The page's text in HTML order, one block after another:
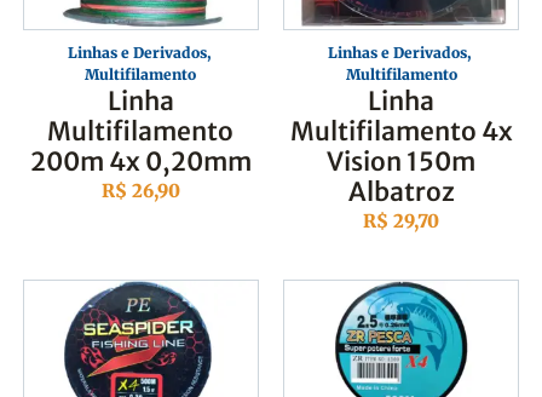
Linhas e Derivados,
Multifilamento
Linha
Multifilamento
200m 4x 0,20mm
R$ 26,90
Linhas e Derivados,
Multifilamento
Linha
Multifilamento 4x
Vision 150m
Albatroz
R$ 29,70